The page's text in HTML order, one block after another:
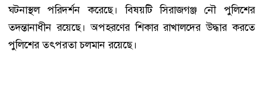
ঘটনাস্থল পরিদর্শন করেছে। বিষয়টি সিরাজগঞ্জ নৌ পুলিশের
তদন্তানাধীন রয়েছে। অপহরণের শিকার রাখালদের উদ্ধার করতে
পুলিশের তৎপরতা চলমান রয়েছে।